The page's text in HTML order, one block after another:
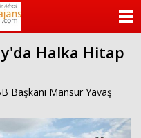
Halka Hitap
Başkanı Mansur Yavaş
KATEGORİLER
ANKETLER